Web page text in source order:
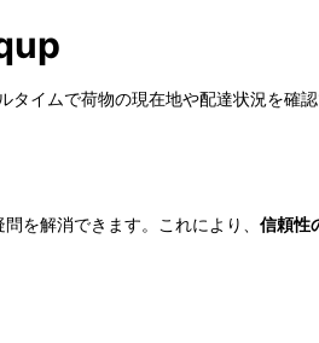
イムで荷物の現在地や配達状況を確
を解消できます。これにより、 信頼性